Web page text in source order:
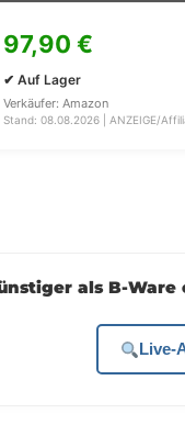
97,90 €
✔ Auf Lager
Verkäufer: Amazon
Stand: 08.08.2026 | ANZEIGE/
als B-
Live-